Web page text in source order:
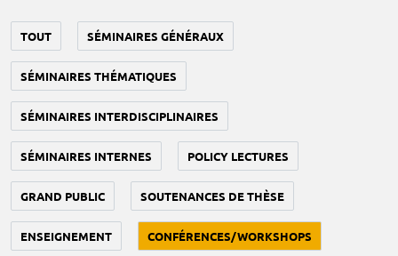
TOUT SÉMINAIRES GÉNÉRAUX
SÉMINAIRES THÉMATIQUES
SÉMINAIRES INTERDISCIPLINAIRES
SÉMINAIRES INTERNES POLICY LECTURES
GRAND PUBLIC SOUTENANCES DE THÈSE
ENSEIGNEMENT CONFÉRENCES/WORKSHOPS